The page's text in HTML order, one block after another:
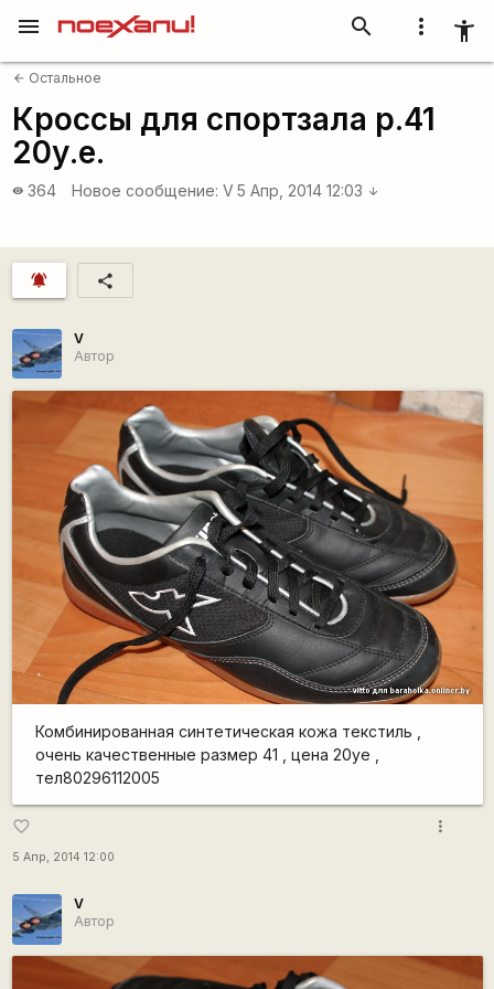
more_vert accessibility_new
search
menu
arrow_back Остальное
Кроссы для спортзала р.41
20у.е.
visibility 364 Новое сообщение: V 5 Апр, 2014 12:03 arrow_downward
notifications_active share
V
Автор
Комбинированная синтетическая кожа текстиль ,
очень качественные размер 41 , цена 20уе ,
тел80296112005
favorite_border
5 Апр, 2014 12:00
more_vert
V
Автор